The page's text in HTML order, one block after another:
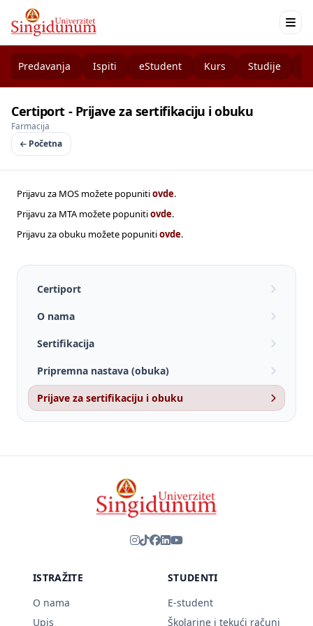
Predavanja Ispiti eStudent Kurs Studije
Certiport - Prijave za sertifikaciju i obuku
Farmacija
Početna
Certiport
O nama
Sertifikacija
Pripremna nastava (obuka)
Prijave za sertifikaciju i obuku
Prijavu za MOS možete popunitiovde.
Prijavu za MTA možete popunitiovde.
Prijavu za obuku možete popunitiovde.
ISTRAŽITE
O nama
Upis
STUDENTI
E-student
Školarine i tekući računi